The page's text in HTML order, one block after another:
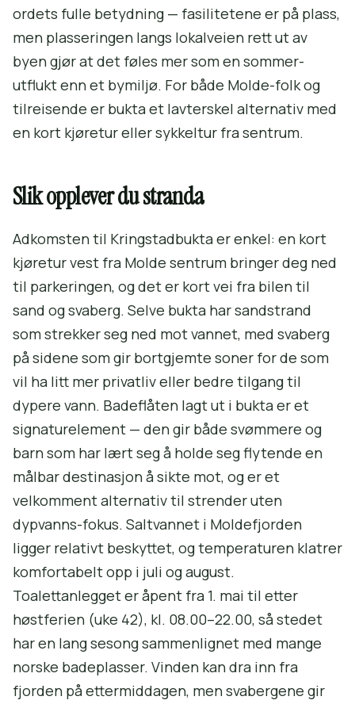
ordets fulle betydning — fasilitetene er på plass,
men plasseringen langs lokalveien rett ut av
byen gjør at det føles mer som en sommer-
utflukt enn et bymiljø. For både Molde-folk og
tilreisende er bukta et lavterskel alternativ med
en kort kjøretur eller sykkeltur fra sentrum.
Slik opplever du stranda
Adkomsten til Kringstadbukta er enkel: en kort
kjøretur vest fra Molde sentrum bringer deg ned
til parkeringen, og det er kort vei fra bilen til
sand og svaberg. Selve bukta har sandstrand
som strekker seg ned mot vannet, med svaberg
på sidene som gir bortgjemte soner for de som
vil ha litt mer privatliv eller bedre tilgang til
dypere vann. Badeflåten lagt ut i bukta er et
signaturelement — den gir både svømmere og
barn som har lært seg å holde seg flytende en
målbar destinasjon å sikte mot, og er et
velkomment alternativ til strender uten
dypvanns-fokus. Saltvannet i Moldefjorden
ligger relativt beskyttet, og temperaturen klatrer
komfortabelt opp i juli og august.
Toalettanlegget er åpent fra 1. mai til etter
høstferien (uke 42), kl. 08.00–22.00, så stedet
har en lang sesong sammenlignet med mange
norske badeplasser. Vinden kan dra inn fra
fjorden på ettermiddagen, men svabergene gir